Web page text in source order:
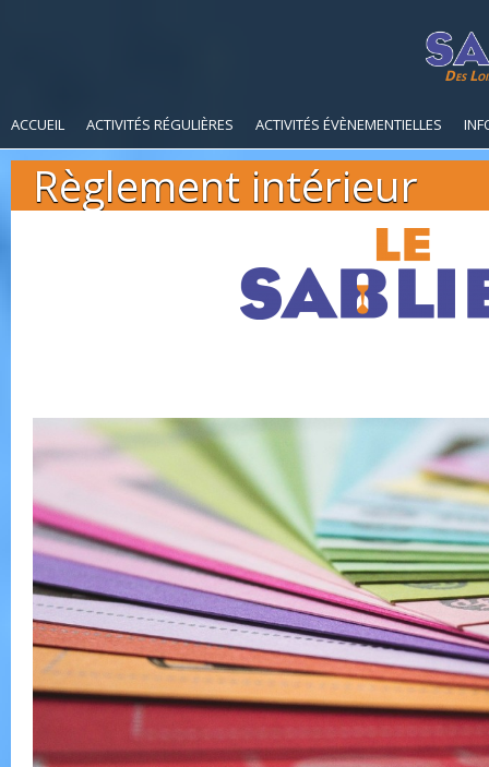
Des
ACCUEIL ACTIVITÉS RÉGULIÈRES ACTIVITÉS ÉVÈNEMENTIELLES
Règlement intérieur